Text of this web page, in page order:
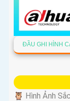
ĐẦU GHI HÌNH
🦉 Hình Ảnh